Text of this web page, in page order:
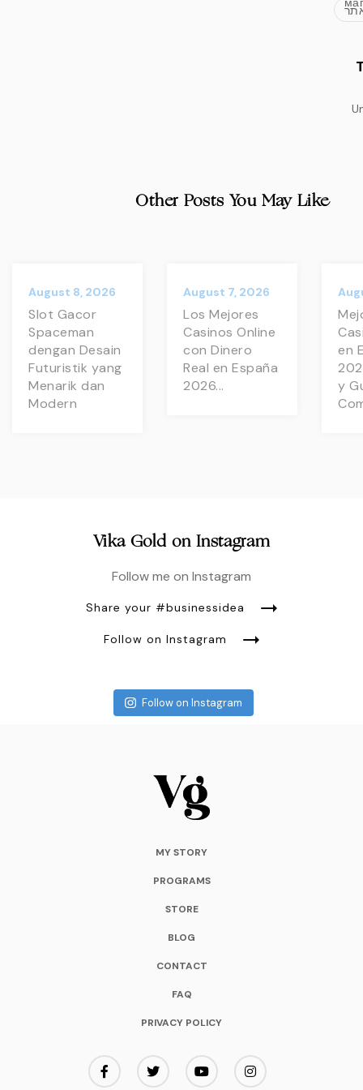
Other Posts You May Like
August 8, 2026
Slot Gacor
Spaceman
dengan Desain
Futuristik yang
Menarik dan
Modern
August 7, 2026
Los Mejores
Casinos Online
con Dinero
Real en España
2026...
en
y
Vika Gold on Instagram
Follow me on Instagram
Share your #businessidea
Follow on Instagram
Follow on Instagram
MY STORY
PROGRAMS
STORE
BLOG
CONTACT
FAQ
PRIVACY POLICY